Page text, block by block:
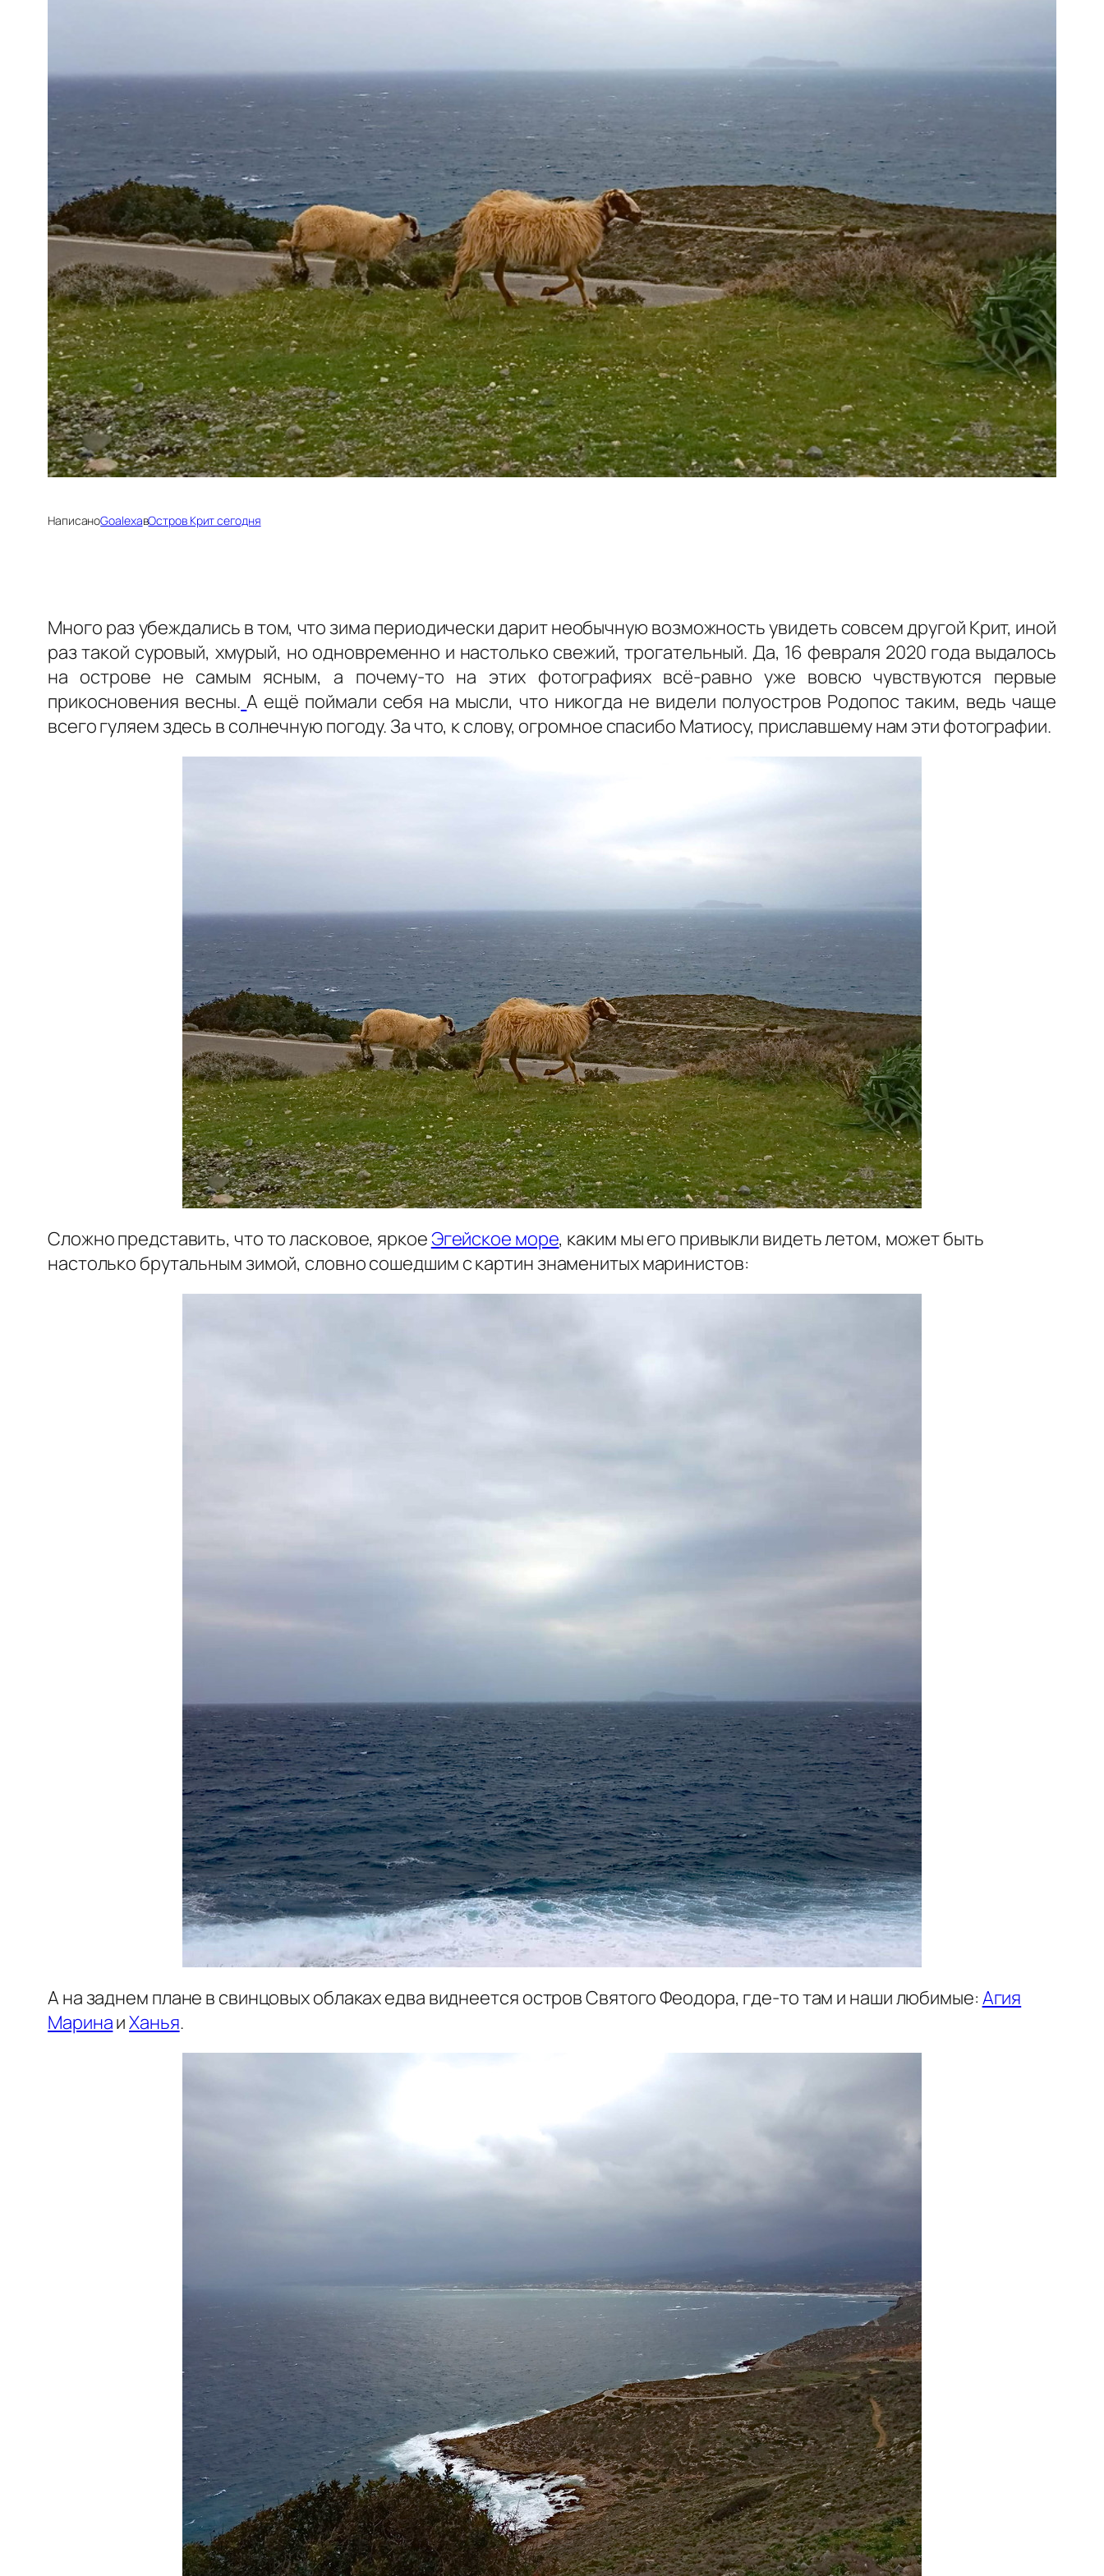
НаписаноGoalexaвОстров Крит сегодня
Много раз убеждались в том, что зима периодически дарит необычную возможность увидеть совсем другой Крит, иной
раз такой суровый, хмурый, но одновременно и настолько свежий, трогательный. Да, 16 февраля 2020 года выдалось
на острове не самым ясным, а почему-то на этих фотографиях всё-равно уже вовсю чувствуются первые
прикосновения весны. А ещё поймали себя на мысли, что никогда не видели полуостров Родопос таким, ведь чаще
всего гуляем здесь в солнечную погоду. За что, к слову, огромное спасибо Матиосу, приславшему нам эти фотографии.
Сложно представить, что то ласковое, яркоеЭгейское море, каким мы его привыкли видеть летом, может быть
настолько брутальным зимой, словно сошедшим с картин знаменитых маринистов:
А на заднем плане в свинцовых облаках едва виднеется остров Святого Феодора, где-то там и наши любимые: Агия
МаринаиХанья.